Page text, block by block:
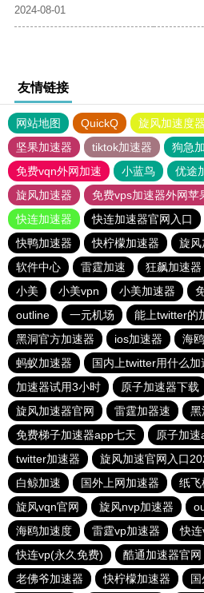
2024-08-01
友情链接
网站地图 QuickQ 旋风加速度器
坚果加速器
tiktok加速器
狗急
免费vqn外网加速
小蓝鸟 优途
旋风加速器
免费vps加速器外网苹
快连加速器
快连加速器官网入口
快鸭加速器
快柠檬加速器 旋风
软件中心
雷霆加速 狂飙加速器
小美
小美vpn 小美加速器
outline
一元机场
能上twitter的
黑洞官方加速器
ios加速器 海
蚂蚁加速器
国内上twitter用什么加
加速器试用3小时
原子加速器下载
旋风加速器官网
雷霆加器速
黑
免费梯子加速器app七天
原子加
twitter加速器
旋风加速官网入口
白鲸加速
国外上网加速器 纸飞
旋风vqn官网
旋风nvp加速器
海鸥加速度
雷霆vp加速器 快
快连vp(永久免费)
酷通加速器官网
老佛爷加速器
快柠檬加速器